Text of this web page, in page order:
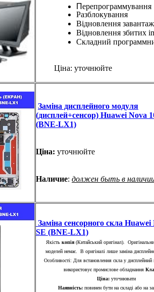
Перепрограммування
Разблокування
Відновлення
Відновлення збитих
Складний
Ціна: уточнюйте
Заміна дисплейного модуля
(дисплей+сенсор) Huawei Nova
(BNE-LX1)
Ціна: уточнюйте
Наличие: должен быть в
Заміна сенсорного скла Huawei
SE (BNE-LX1)
Якість копія (Китайський оригінал).
моделей немає. В оригіналі лише заміна
Особливості: Для встановлення скла у дисплейний
використовує промислове обладнання
Ціна: уточнювати
Наявність:повинен бути на складі або на